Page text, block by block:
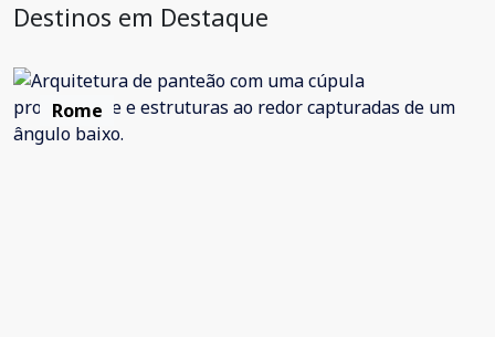
Destinos em Destaque
Rome